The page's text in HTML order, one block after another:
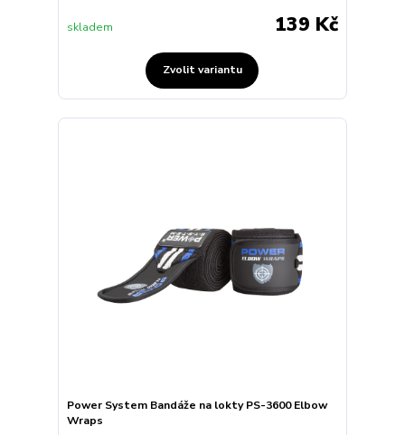
139 Kč
skladem
Zvolit variantu
Power System Bandáže na lokty PS-3600 Elbow
Wraps